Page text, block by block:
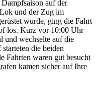
auf der
und der Zug im
wurde, ging die Fahrt
los. Kurz vor 10:00 Uhr
und wechselte auf die
die beiden
Fahrten waren gut besucht
kamen sicher auf Ihre